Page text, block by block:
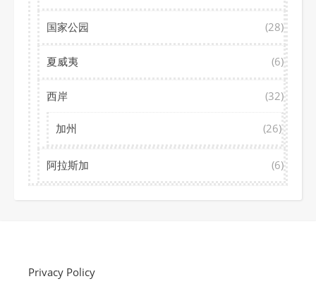
国家公园 (28)
夏威夷 (6)
西岸 (32)
加州 (26)
阿拉斯加 (6)
Privacy Policy